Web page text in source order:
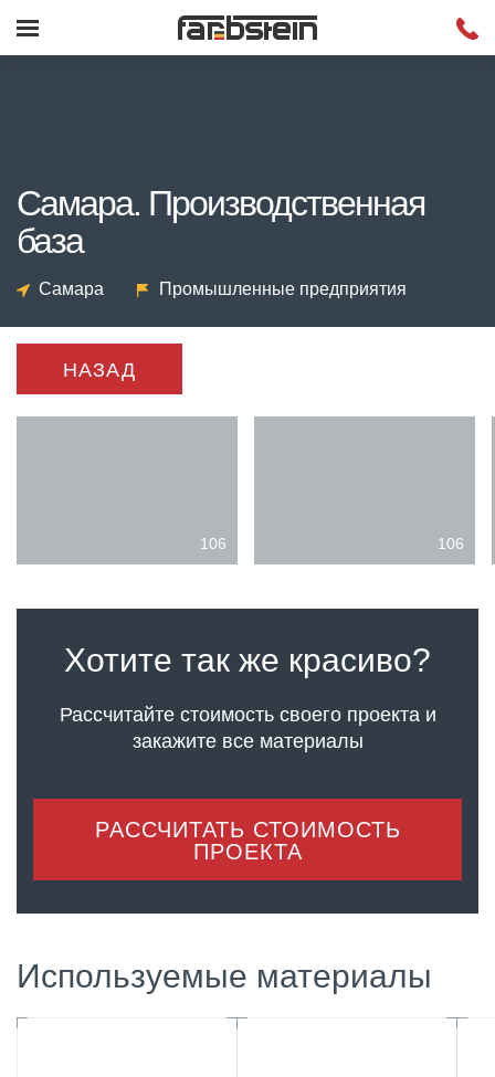
Самара. Производственная
база
Самара Промышленные предприятия
НАЗАД
106 106
Хотите так же красиво?
Рассчитайте стоимость своего проектаи
закажите все материалы
РАССЧИТАТЬ СТОИМОСТЬ
ПРОЕКТА
Используемые материалы